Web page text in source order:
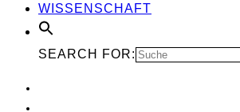
WIS­SEN­SCHAFT
SEARCH FOR: